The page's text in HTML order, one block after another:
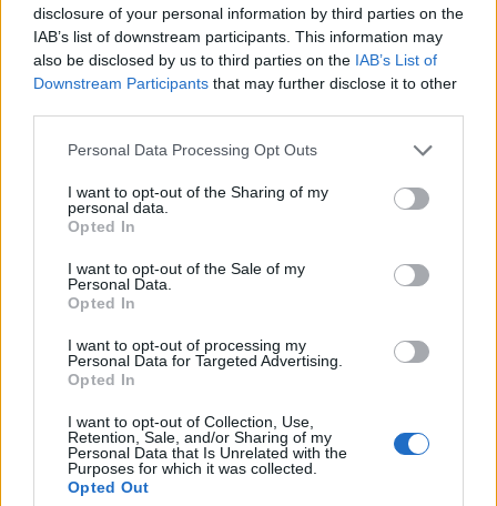
disclosure of your personal information by third parties on the
IAB’s list of downstream participants. This information may
also be disclosed by us to third parties on the IAB’s List of
Downstream Participants that may further disclose it to other
Please note that this website/app uses one or more Google
not limited to your visit or usage behaviour. You may click to
grant or deny consent to Google and its third-party tags to
use your data for below specified purposes in below Google
consent section.
Personal Data Processing Opt Outs
I want to opt-out of the Sharing of my
personal data.
Opted In
I want to opt-out of the Sale of my
Personal Data.
Opted In
I want to opt-out of processing my
Personal Data for Targeted Advertising.
Opted In
I want to opt-out of Collection, Use,
Retention, Sale, and/or Sharing of my
Personal Data that Is Unrelated with the
Purposes for which it was collected.
Opted Out
NECROLOGIE
Mario Malu
Paolo Pinna
Martina Agostina Diturco